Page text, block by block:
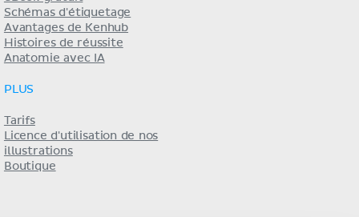
Schémas d'étiquetage
Avantages de Kenhub
Histoires de réussite
Anatomie avec IA
PLUS
Tarifs
Licence d'utilisation de nos
illustrations
Boutique